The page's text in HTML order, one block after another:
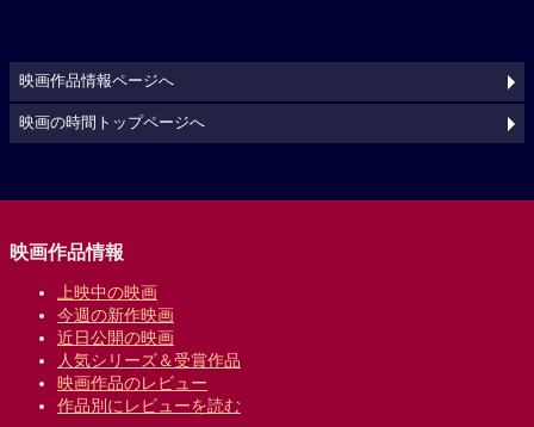
映画作品情報ページへ
映画の時間トップページへ
映画作品情報
上映中の映画
今週の新作映画
近日公開の映画
人気シリーズ＆受賞作品
映画作品のレビュー
作品別にレビューを読む